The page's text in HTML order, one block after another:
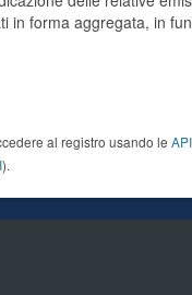
in forma aggregata, in
al registro usando le API
).